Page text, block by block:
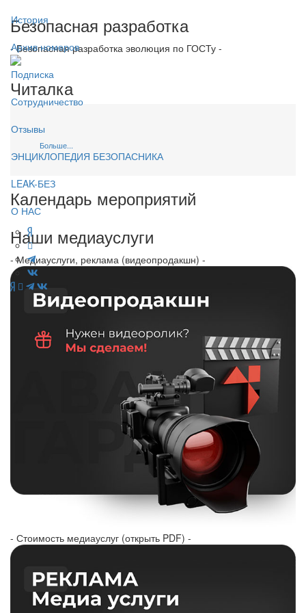
История
Архив номеров
Подписка
Сотрудничество
Отзывы
ЭНЦИКЛОПЕДИЯ БЕЗОПАСНИКА
LEAK-БЕЗ
О НАС
Безопасная разработка
- Безопасная разработка эволюция по ГОСТу -
Читалка
Больше...
Календарь мероприятий
Наши медиауслуги
- Медиауслуги, реклама (видеопродакшн) -
- Стоимость медиауслуг (открыть PDF) -